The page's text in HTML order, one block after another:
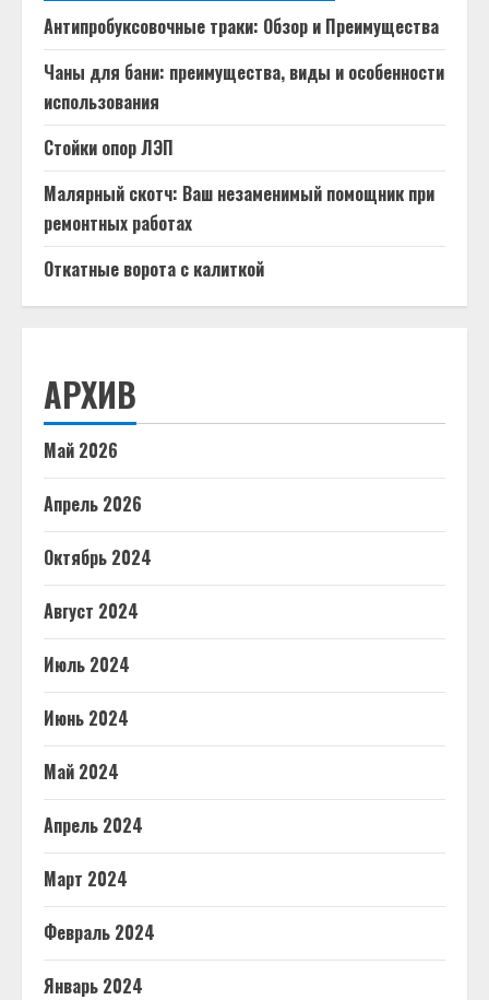
Антипробуксовочные траки: Обзор и Преимущества
Чаны для бани: преимущества, виды и особенности
использования
Стойки опор ЛЭП
Малярный скотч: Ваш незаменимый помощник при
ремонтных работах
Откатные ворота с калиткой
АРХИВ
Май 2026
Апрель 2026
Октябрь 2024
Август 2024
Июль 2024
Июнь 2024
Май 2024
Апрель 2024
Март 2024
Февраль 2024
Январь 2024